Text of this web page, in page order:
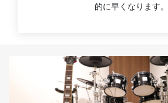
的に早くなります。